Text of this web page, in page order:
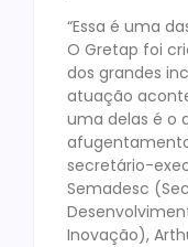
“Essa é uma
O Gretap foi
dos grandes
atuação
uma delas é o
secretário-
Semadesc
Inovação),